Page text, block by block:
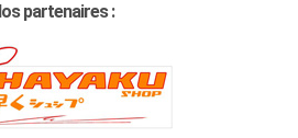
partenaires :